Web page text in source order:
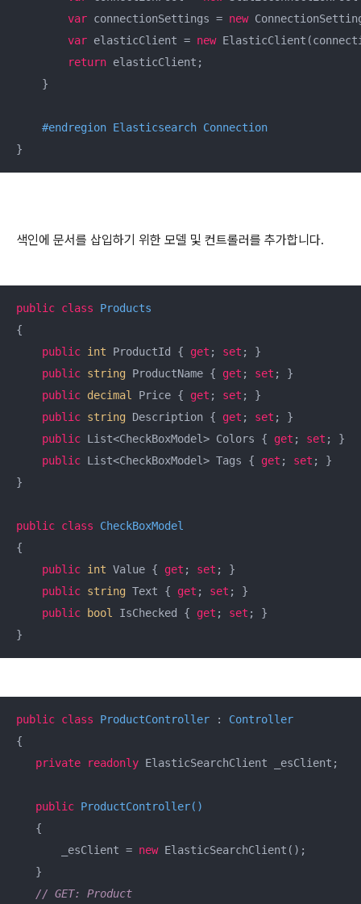
var connectionSettings = new
var elasticClient = new
return elasticClient;
    }
#endregion Elasticsearch Connection
}
색인에 문서를 삽입하기 위한 모델 및 컨트롤러를 추가합니다.
public class
Products
{
public int ProductId { get ; set ; }
public string ProductName { get ; set ; }
public decimal Price { get ; set ; }
public string Description { get ; set ; }
public List<CheckBoxModel> Colors { get ; set ; }
public List<CheckBoxModel> Tags { get ; set ; }
}
public class
CheckBoxModel
{
public int Value { get ; set ; }
public string Text { get ; set ; }
public
bool IsChecked { get ; set ; }
}
public class ProductController : Controller
{
private
readonly ElasticSearchClient _esClient;
public ProductController( )
   {
       _esClient =
new ElasticSearchClient();
   }
// GET: Product